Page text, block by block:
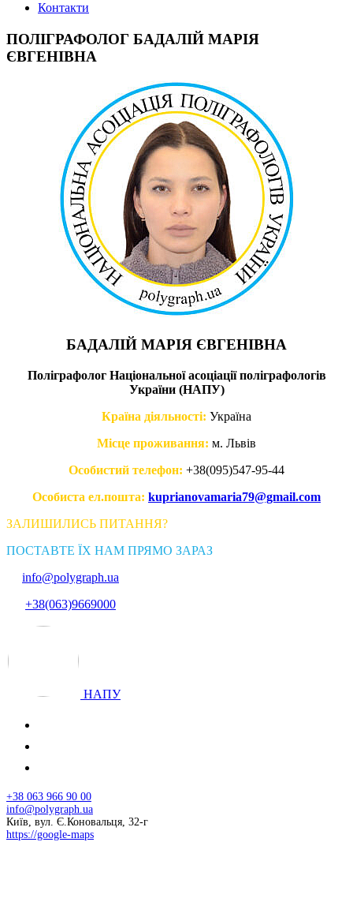
Контакти
ПОЛІГРАФОЛОГ БАДАЛІЙ МАРІЯ
ЄВГЕНІВНА
БАДАЛІЙ МАРІЯ ЄВГЕНІВНА
Поліграфолог Національної асоціації поліграфологів
України (НАПУ)
Країна діяльності: Україна
Місце проживання: м. Львів
Особистий телефон: +38(095)547-95-44
Особиста ел.пошта: kuprianovamaria79@gmail.com
ЗАЛИШИЛИСЬ ПИТАННЯ?
ПОСТАВТЕ ЇХ НАМ ПРЯМО ЗАРАЗ
info@polygraph.ua
+38(063)9669000
НАПУ
+38 063 966 90 00
info@polygraph.ua
Київ, вул. Є.Коновальця, 32-г
https://google-maps